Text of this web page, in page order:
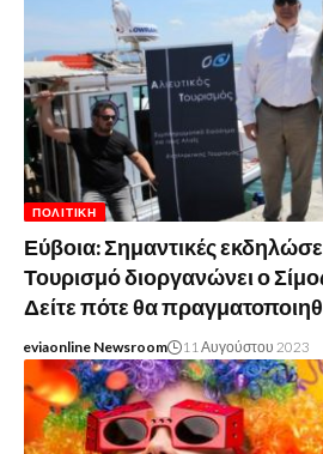
ΠΟΛΙΤΙΚΉ
Εύβοια: Σημαντικές
Τουρισμό διοργανώνει ο
Δείτε πότε θα
eviaonline Newsroom 11 Αυγούστου 2023